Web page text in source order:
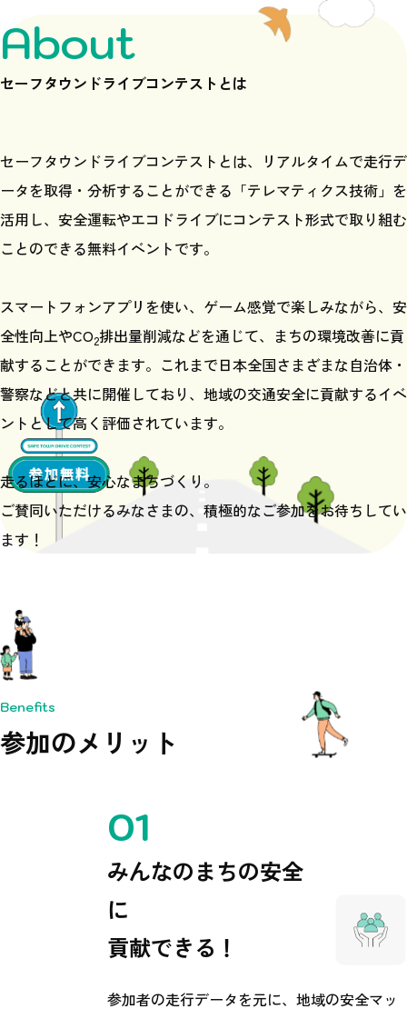
About
セーフタウンドライブコンテストとは
セーフタウンドライブコンテストとは、
リアルタイムで走行デ
ータを取得・分析することができる 「テレマティクス技術」を
活用し、安全運転やエコドライブにコンテスト形式で取り組む
ことのできる無料イベントです。
スマートフォンアプリを使い、ゲーム感覚で楽しみながら、 安
全性向上やCO2排出量削減などを通じて、
まちの環境改善に貢
献することができます。 これまで日本全国さまざまな自治体・
警察などと共に開催しており、 地域の交通安全に貢献するイベ
ントとして高く評価されています。
走るほどに、安心なまちづくり。
ご賛同いただけるみなさまの、積極的なご参加をお待ちしてい
ます！
Benefits
参加のメリット
みんなのまちの安全
に
貢献できる！
参加者の走行データを元に、地域の安全マッ